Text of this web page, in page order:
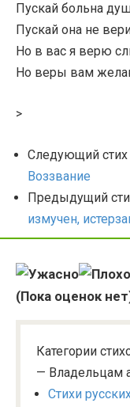
Пускай больна
Пускай она не
Но в вас я верю
Но веры вам
>
Следующий
Воззвание
Предыдущий
измучен,
(Пока оценок
Категории
— Владельцам
Стихи